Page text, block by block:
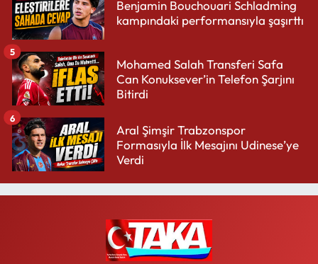
Benjamin Bouchouari Schladming
kampındaki performansıyla şaşırttı
Mohamed Salah Transferi Safa
Can Konuksever’in Telefon Şarjını
Bitirdi
5
Aral Şimşir Trabzonspor
Formasıyla İlk Mesajını Udinese’ye
Verdi
6